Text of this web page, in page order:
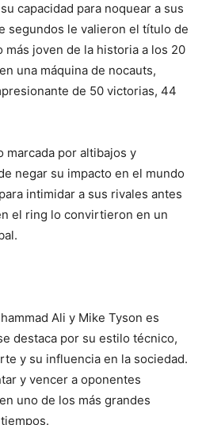
capacidad para noquear a sus
segundos le valieron el título de
más joven de la historia a los 20
una máquina de nocauts,
de 50 victorias, 44
marcada por altibajos y
negar su impacto en el mundo
intimidar a sus rivales antes
el ring lo convirtieron en un
Ali y Mike Tyson es
destaca por su estilo técnico,
y su influencia en la sociedad.
y vencer a oponentes
uno de los más grandes